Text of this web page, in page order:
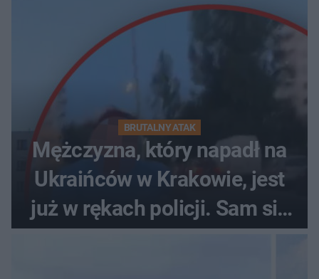
BRUTALNY ATAK
Mężczyzna, który napadł na
Ukraińców w Krakowie, jest
już w rękach policji. Sam się